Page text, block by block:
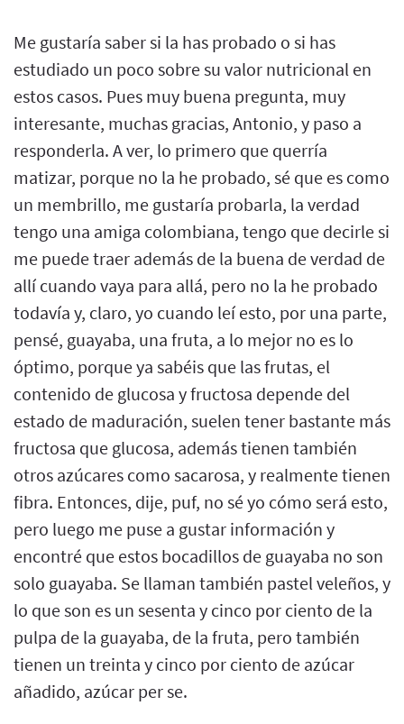
Me gustaría saber si la has probado o si has
estudiado un poco sobre su valor nutricional en
estos casos. Pues muy buena pregunta, muy
interesante, muchas gracias, Antonio, y paso a
responderla. A ver, lo primero que querría
matizar, porque no la he probado, sé que es como
un membrillo, me gustaría probarla, la verdad
tengo una amiga colombiana, tengo que decirle si
me puede traer además de la buena de verdad de
allí cuando vaya para allá, pero no la he probado
todavía y, claro, yo cuando leí esto, por una parte,
pensé, guayaba, una fruta, a lo mejor no es lo
óptimo, porque ya sabéis que las frutas, el
contenido de glucosa y fructosa depende del
estado de maduración, suelen tener bastante más
fructosa que glucosa, además tienen también
otros azúcares como sacarosa, y realmente tienen
fibra. Entonces, dije, puf, no sé yo cómo será esto,
pero luego me puse a gustar información y
encontré que estos bocadillos de guayaba no son
solo guayaba. Se llaman también pastel veleños, y
lo que son es un sesenta y cinco por ciento de la
pulpa de la guayaba, de la fruta, pero también
tienen un treinta y cinco por ciento de azúcar
añadido, azúcar per se.